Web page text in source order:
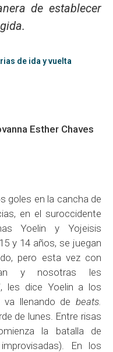
de establecer
de ida y vuelta
Esther Chaves
goles en la cancha de
en el suroccidente
Yoelin y Yojeisis
y 14 años, se juegan
pero esta vez con
y nosotras les
les dice Yoelin a los
llenando de beats.
de lunes. Entre risas
la batalla de
En los